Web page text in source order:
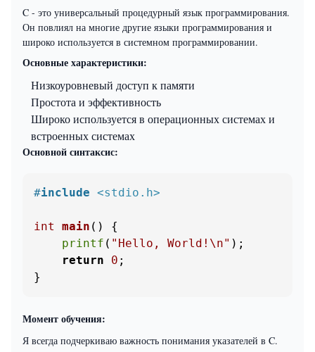
C - это универсальный процедурный язык программирования.
Он повлиял на многие другие языки программирования и
широко используется в системном программировании.
Основные характеристики:
Низкоуровневый доступ к памяти
Простота и эффективность
Широко используется в операционных системах и
встроенных системах
Основной синтаксис:
#include <stdio.h>
int main ()
{
printf ( "Hello, World!\n" );
return
0 ;
}
Момент обучения:
Я всегда подчеркиваю важность понимания указателей в C.